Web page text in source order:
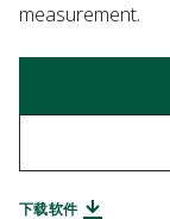
measurement.
下载软件